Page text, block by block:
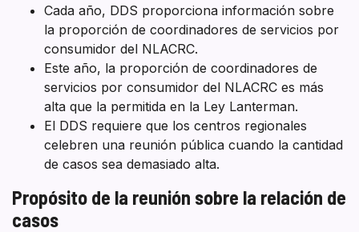
Cada año, DDS proporciona información sobre
la proporción de coordinadores de servicios por
consumidor del NLACRC.
Este año, la proporción de coordinadores de
servicios por consumidor del NLACRC es más
alta que la permitida en la Ley Lanterman.
El DDS requiere que los centros regionales
celebren una reunión pública cuando la cantidad
de casos sea demasiado alta.
Propósito de la reunión sobre la relación de
casos